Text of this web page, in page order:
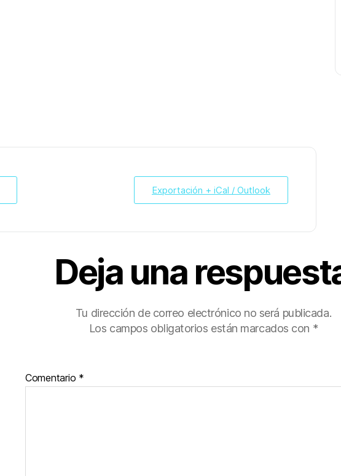
Exportación + iCal / Outlook
Deja una
Tu dirección de correo electrónico no será publicada.
Los campos obligatorios están marcados con *
Comentario *